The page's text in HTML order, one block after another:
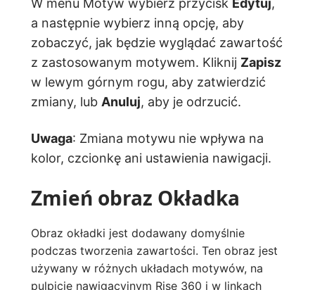
a następnie wybierz inną opcję, aby
zobaczyć, jak będzie wyglądać zawartość
z zastosowanym motywem. Kliknij Zapisz
w lewym górnym rogu, aby zatwierdzić
zmiany, lub Anuluj, aby je odrzucić.
Uwaga: Zmiana motywu nie wpływa na
kolor, czcionkę ani ustawienia nawigacji.
Zmień obraz Okładka
Obraz okładki jest dodawany domyślnie
podczas tworzenia zawartości. Ten obraz jest
używany w różnych układach motywów, na
pulpicie nawigacyjnym Rise 360 i w linkach